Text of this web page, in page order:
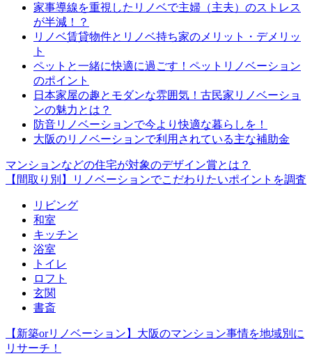
家事導線を重視したリノベで主婦（主夫）のストレス
が半減！？
リノベ賃貸物件とリノベ持ち家のメリット・デメリッ
ト
ペットと一緒に快適に過ごす！ペットリノベーション
のポイント
日本家屋の趣とモダンな雰囲気！古民家リノベーショ
ンの魅力とは？
防音リノベーションで今より快適な暮らしを！
大阪のリノベーションで利用されている主な補助金
マンションなどの住宅が対象のデザイン賞とは？
【間取り別】リノベーションでこだわりたいポイントを調査
リビング
和室
キッチン
浴室
トイレ
ロフト
玄関
書斎
【新築orリノベーション】大阪のマンション事情を地域別に
リサーチ！